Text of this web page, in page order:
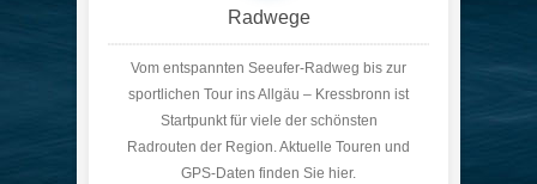
Radwege
Vom entspannten Seeufer-Radweg bis zur
sportlichen Tour ins Allgäu – Kressbronn ist
Startpunkt für viele der schönsten
Radrouten der Region. Aktuelle Touren und
GPS-Daten finden Sie hier.